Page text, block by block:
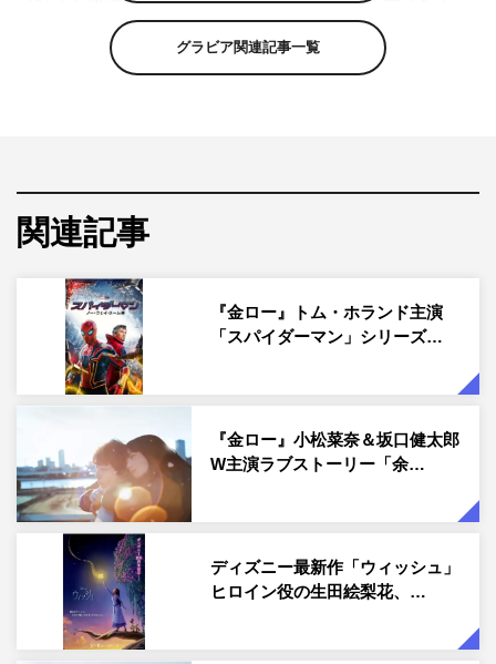
金曜ロードショーとウォルト・ディズニー・カンパニーが
11月17日（金）放送の「ミラベルと魔法だらけの家」
は、「ズートピア」「モアナと伝説の海」のディズニーが
贈るミュージカル・ファンタジー。さまざまな魔法のギフ
トをもった家族の中で、たった1人だけ“魔法のギフト”を
もらえなかった“普通の女の子”ミラベルが、心の奥底に不
訪れた家族の危機に敢然と立ち向かっていくというストー
リー。第94回アカデミー賞では、長編アニメーション作品
賞を受賞した。
監督はバイロン・ハワード（「塔の上のラプンツェル」
「ズートピア」などの監督）と、「ズートピア」で共同監
督を務め、本作では脚本も務めるジャレド・ブッシュ。オ
リジナルソングスは、自身が主役としても出演した舞台
グラビア関連記事一覧
関連記事
『金ロー』トム・ホランド主演
「スパイダーマン」シリーズ…
『金ロー』小松菜奈＆坂口健太郎
W主演ラブストーリー「余…
ディズニー最新作「ウィッシュ」
ヒロイン役の生田絵梨花、…